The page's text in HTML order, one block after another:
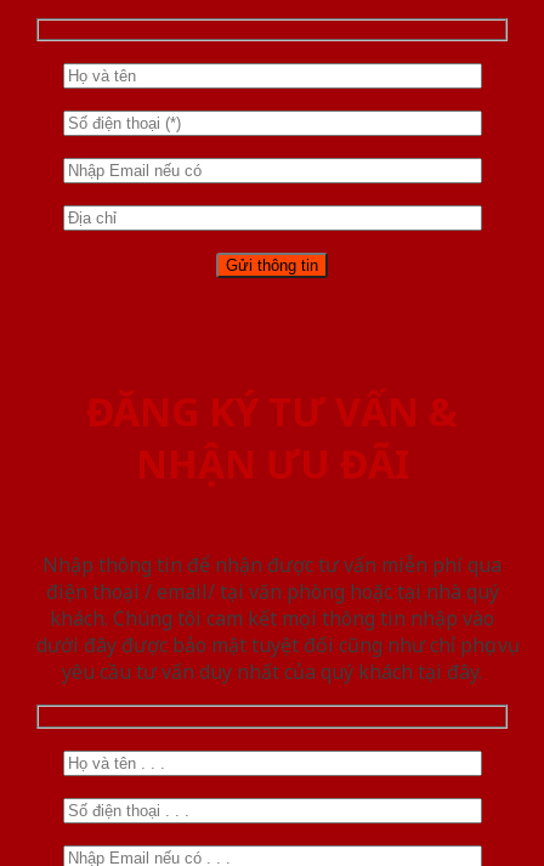
ĐĂNG KÝ TƯ VẤN &
NHẬN ƯU ĐÃI
Nhập thông tin để nhận được tư vấn miễn phí qua
điện thoại / email/ tại văn phòng hoặc tại nhà quý
khách. Chúng tôi cam kết mọi thông tin nhập vào
dưới đây được bảo mật tuyệt đối cũng như chỉ phục vụ
yêu cầu tư vấn duy nhất của quý khách tại đây.